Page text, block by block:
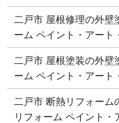
二戸市 屋根修理の外壁
ーム ペイント・アート
二戸市 屋根塗装の外壁
ーム ペイント・アート
二戸市 断熱リフォーム
リフォーム ペイント・